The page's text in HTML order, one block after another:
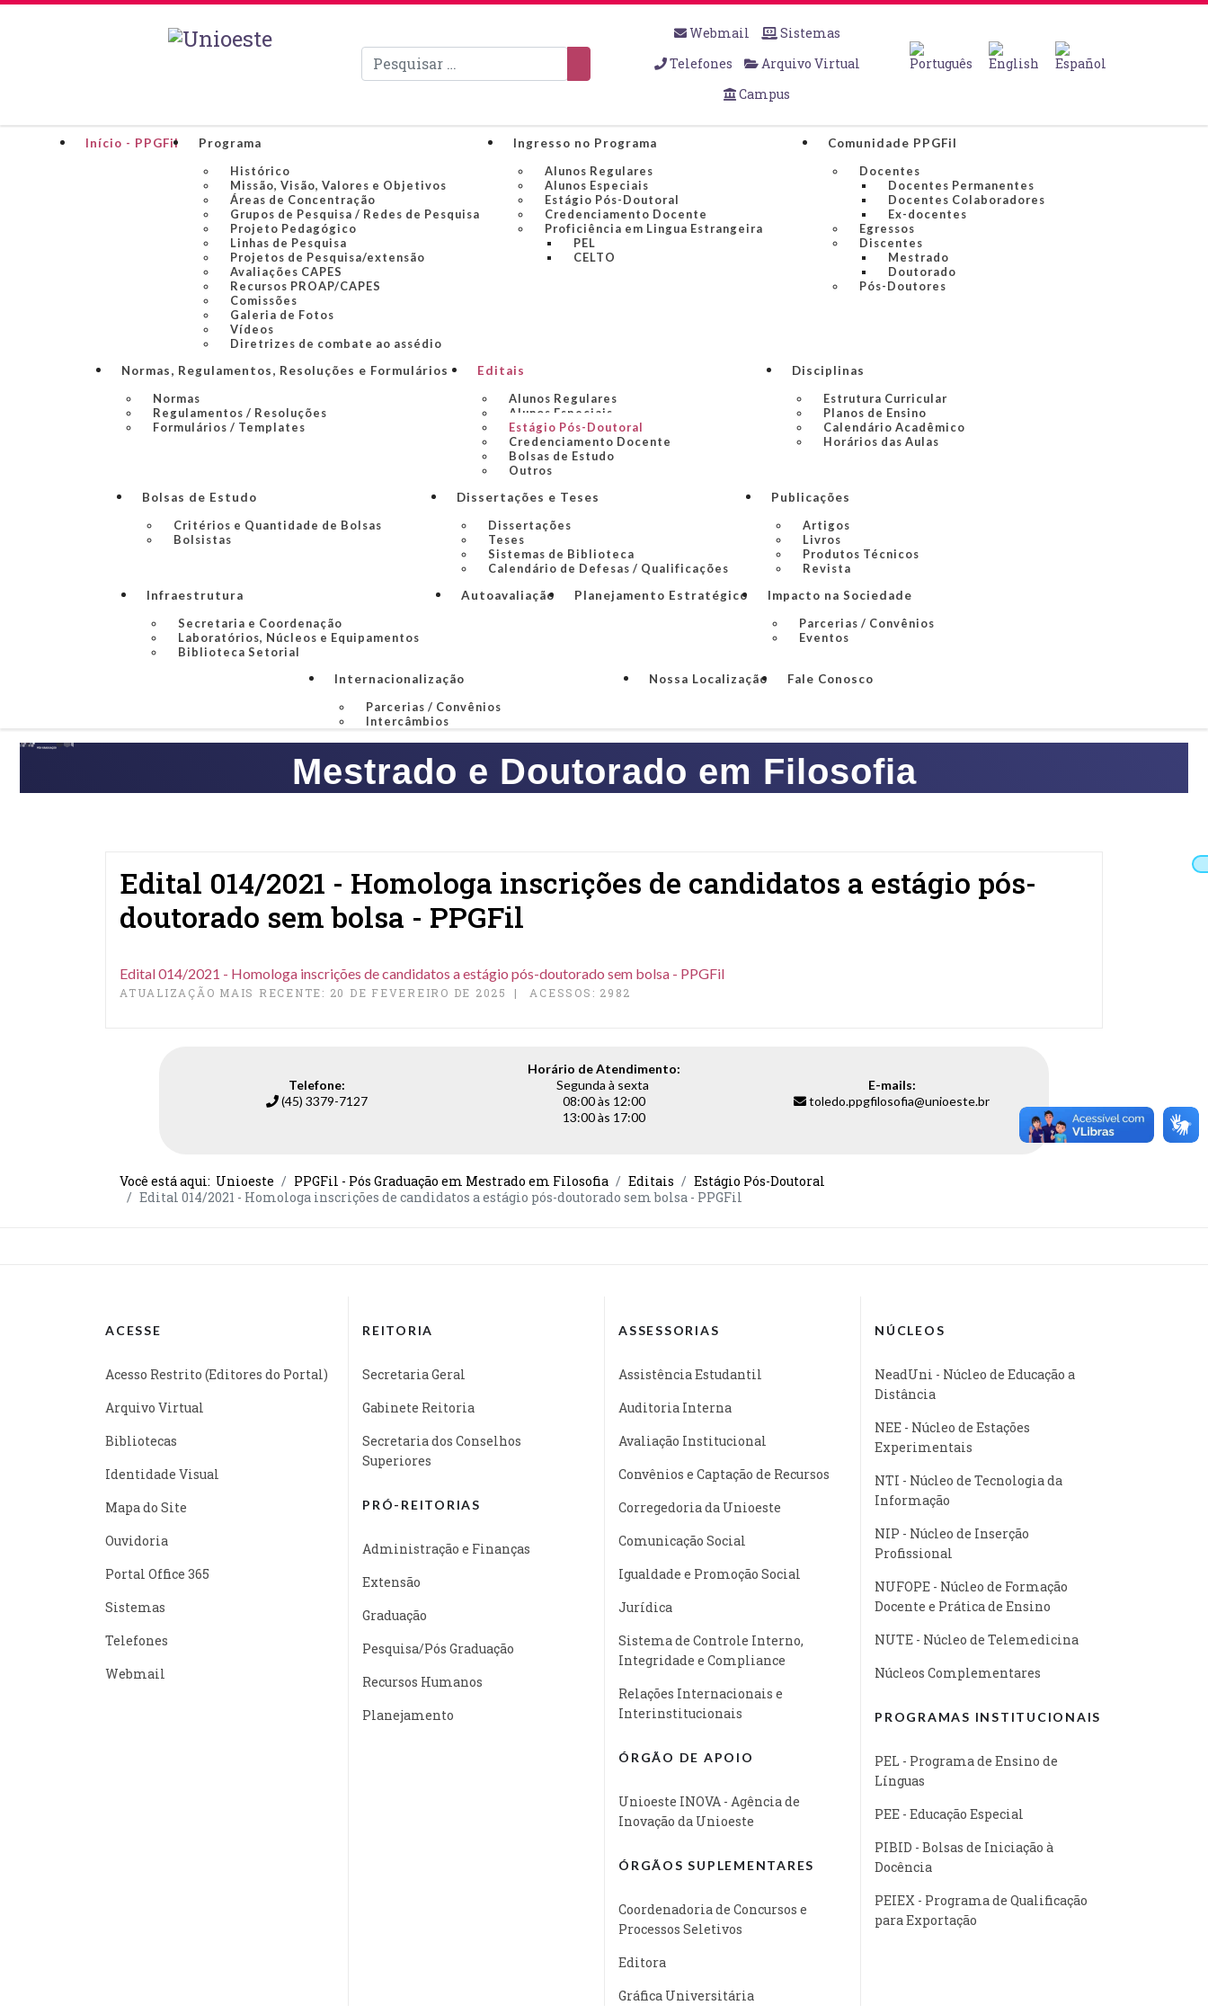
Pesquisar
Webmail
Sistemas
Telefones
Arquivo Virtual
Campus
Início - PPGFil
Programa
Histórico
Missão, Visão, Valores e Objetivos
Áreas de Concentração
Grupos de Pesquisa / Redes de Pesquisa
Projeto Pedagógico
Linhas de Pesquisa
Projetos de Pesquisa/extensão
Avaliações CAPES
Recursos PROAP/CAPES
Comissões
Galeria de Fotos
Vídeos
Diretrizes de combate ao assédio
Ingresso no Programa
Alunos Regulares
Alunos Especiais
Estágio Pós-Doutoral
Credenciamento Docente
Proficiência em Lingua Estrangeira
PEL
CELTO
Comunidade PPGFil
Docentes
Docentes Permanentes
Docentes Colaboradores
Ex-docentes
Egressos
Discentes
Mestrado
Doutorado
Pós-Doutores
Normas, Regulamentos, Resoluções e Formulários
Normas
Regulamentos / Resoluções
Formulários / Templates
Editais
Alunos Regulares
Alunos Especiais
Estágio Pós-Doutoral
Credenciamento Docente
Bolsas de Estudo
Outros
Disciplinas
Estrutura Curricular
Planos de Ensino
Calendário Acadêmico
Horários das Aulas
Bolsas de Estudo
Critérios e Quantidade de Bolsas
Bolsistas
Dissertações e Teses
Dissertações
Teses
Sistemas de Biblioteca
Calendário de Defesas / Qualificações
Publicações
Artigos
Livros
Produtos Técnicos
Revista
Infraestrutura
Secretaria e Coordenação
Laboratórios, Núcleos e Equipamentos
Biblioteca Setorial
Autoavaliação Planejamento Estratégico
Impacto na Sociedade
Parcerias / Convênios
Eventos
Internacionalização
Parcerias / Convênios
Intercâmbios
Nossa Localização Fale Conosco
Mestrado e Doutorado em Filosofia
Edital 014/2021 - Homologa inscrições de candidatos a estágio pós-
doutorado sem bolsa - PPGFil
Edital 014/2021 - Homologa inscrições de candidatos a estágio pós-doutorado sem bolsa - PPGFil
ATUALIZAÇÃO MAIS RECENTE: 20 DE FEVEREIRO DE 2025 ACESSOS: 2982
Telefone:
(45) 3379-7127
Horário de Atendimento:
Segunda à sexta
08:00 às 12:00
13:00 às 17:00
E-mails:
toledo.ppgfilosofia@unioeste.br
Você está aqui: Unioeste PPGFil - Pós Graduação em Mestrado em Filosofia Editais
Estágio Pós-Doutoral
Edital 014/2021 - Homologa inscrições de candidatos a estágio pós-doutorado sem bolsa - PPGFil
ACESSE
Acesso Restrito (Editores do Portal)
Arquivo Virtual
Bibliotecas
Identidade Visual
Mapa do Site
Ouvidoria
Portal Office 365
Sistemas
Telefones
Webmail
REITORIA
Secretaria Geral
Gabinete Reitoria
Secretaria dos Conselhos
Superiores
PRÓ-REITORIAS
Administração e Finanças
Extensão
Graduação
Pesquisa/Pós Graduação
Recursos Humanos
Planejamento
ASSESSORIAS
Assistência Estudantil
Auditoria Interna
Avaliação Institucional
Convênios e Captação de Recursos
Corregedoria da Unioeste
Comunicação Social
Igualdade e Promoção Social
Jurídica
Sistema de Controle Interno,
Integridade e Compliance
Relações Internacionais e
Interinstitucionais
ÓRGÃO DE APOIO
Unioeste INOVA - Agência de
Inovação da Unioeste
ÓRGÃOS SUPLEMENTARES
Coordenadoria de Concursos e
Processos Seletivos
Editora
Gráfica Universitária
NÚCLEOS
NeadUni - Núcleo de Educação a
Distância
NEE - Núcleo de Estações
Experimentais
NTI - Núcleo de Tecnologia da
Informação
NIP - Núcleo de Inserção
Profissional
NUFOPE - Núcleo de Formação
Docente e Prática de Ensino
NUTE - Núcleo de Telemedicina
Núcleos Complementares
PROGRAMAS INSTITUCIONAIS
PEL - Programa de Ensino de
Línguas
PEE - Educação Especial
PIBID - Bolsas de Iniciação à
Docência
PEIEX - Programa de Qualificação
para Exportação